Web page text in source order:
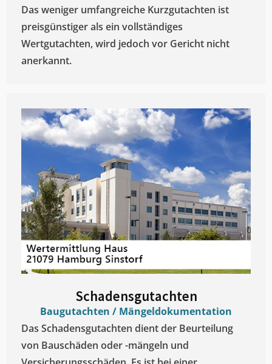
Das weniger umfangreiche Kurzgutachten ist
preisgünstiger als ein vollständiges
Wertgutachten, wird jedoch vor Gericht nicht
anerkannt.
Schadensgutachten
Baugutachten / Mängeldokumentation
Das Schadensgutachten dient der Beurteilung
von Bauschäden oder -mängeln und